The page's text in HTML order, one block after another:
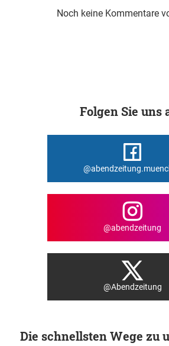
Noch keine Kommentare
Folgen Sie uns
@abendzeitung
@Abendzeitung
Die schnellsten Wege zu